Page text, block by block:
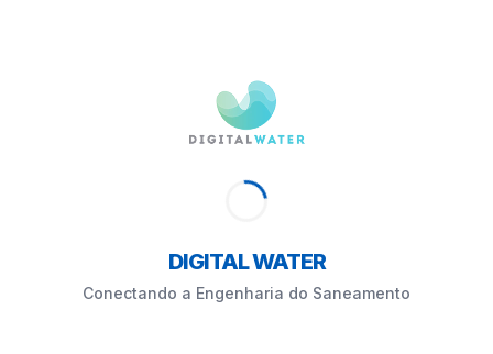
DIGITAL WATER
Conectando a Engenharia do Saneamento